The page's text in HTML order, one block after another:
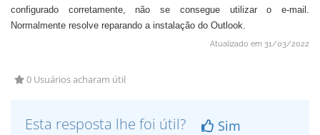
configurado corretamente, não se consegue utilizar o e-mail.
Normalmente resolve reparando a instalação do Outlook.
Atualizado em 31/03/2022
0 Usuários acharam útil
Esta resposta lhe foi útil?
Sim